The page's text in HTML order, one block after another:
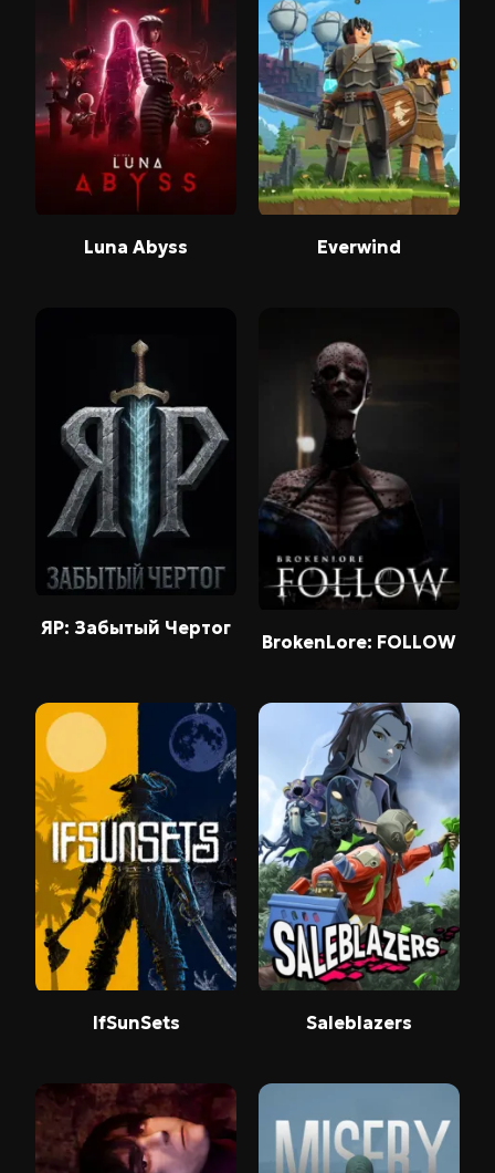
Luna Abyss Everwind
ЯР: Забытый Чертог
BrokenLore: FOLLOW
IfSunSets Saleblazers